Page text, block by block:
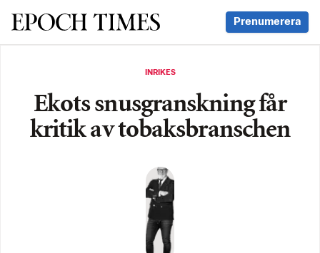
Svenska Epoch Times Prenumerera
INRIKES
Ekots snusgranskning får
kritik av tobaksbranschen